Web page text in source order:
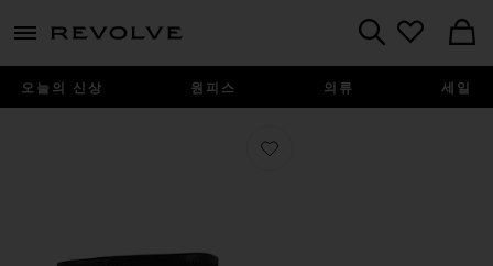
menu - shows more content
오늘의 신상 원피스 의류 세일
찜상품 GISELLE 부츠